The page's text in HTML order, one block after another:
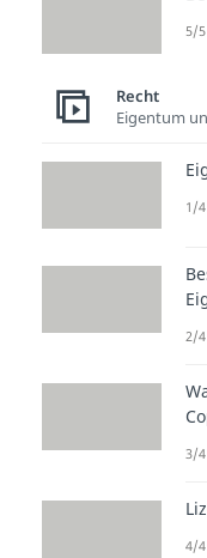
Kinder
Dauer:
5/
Recht
Eigentum
1/
2/
3/
4/4